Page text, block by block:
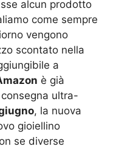
alcun prodotto
come sempre
vengono
scontato nella
a
è già
ultra-
, la nuova
gioiellino
se diverse